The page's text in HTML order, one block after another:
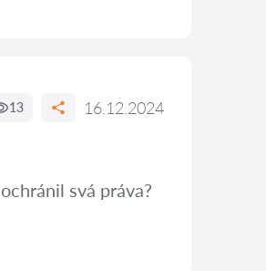
13 16.12.2024
svá práva?